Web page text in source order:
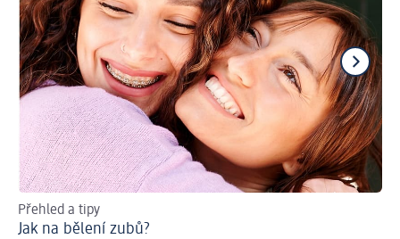
Přehled a tipy
Jak na bělení zubů?